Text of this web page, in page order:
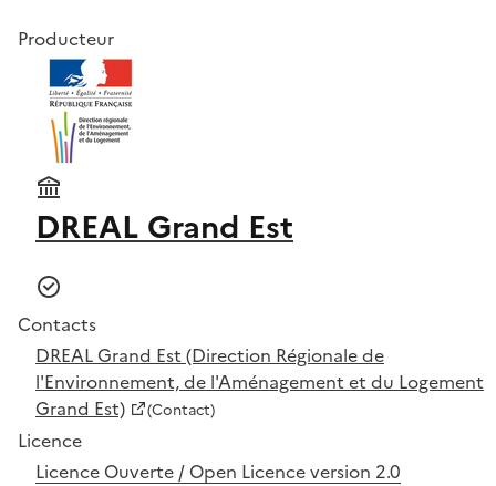
Producteur
DREAL Grand Est
Contacts
DREAL Grand Est (Direction Régionale de
l'Environnement, de l'Aménagement et du Logement
Grand Est)
(Contact)
Licence
Licence Ouverte / Open Licence version 2.0